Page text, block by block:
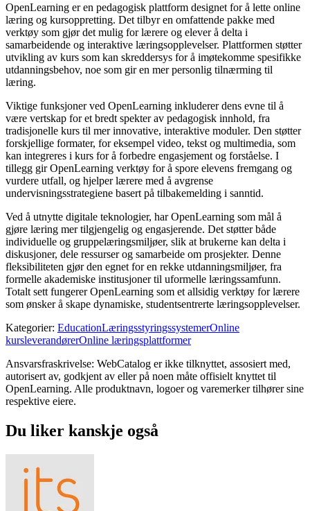
OpenLearning er en pedagogisk plattform designet for å lette online
læring og kursoppretting. Det tilbyr en omfattende pakke med
verktøy som gjør det mulig for lærere og elever å delta i
samarbeidende og interaktive læringsopplevelser. Plattformen støtter
utvikling av kurs som kan skreddersys for å imøtekomme spesifikke
utdanningsbehov, noe som gir en mer personlig tilnærming til
læring.
Viktige funksjoner ved OpenLearning inkluderer dens evne til å
være vertskap for et bredt spekter av pedagogisk innhold, fra
tradisjonelle kurs til mer innovative, interaktive moduler. Den støtter
forskjellige formater, for eksempel video, tekst og multimedia, som
kan integreres i kurs for å forbedre engasjement og forståelse. I
tillegg gir OpenLearning verktøy for å spore elevens fremgang og
vurdere utfall, og hjelper lærere med å avgrense
undervisningsstrategiene basert på tilbakemelding i sanntid.
Ved å utnytte digitale teknologier, har OpenLearning som mål å
gjøre læring mer tilgjengelig og engasjerende. Det støtter både
individuelle og gruppelæringsmiljøer, slik at brukerne kan delta i
diskusjoner, dele ressurser og samarbeide om prosjekter. Denne
fleksibiliteten gjør den egnet for en rekke utdanningsmiljøer, fra
formelle akademiske institusjoner til uformelle læringssamfunn.
Totalt sett fungerer OpenLearning som et allsidig verktøy for lærere
som ønsker å skape dynamiske, studentsentrerte læringsopplevelser.
Kategorier: EducationLæringsstyringssystemerOnline
kursleverandørerOnline læringsplattformer
Ansvarsfraskrivelse: WebCatalog er ikke tilknyttet, assosiert med,
autorisert av, godkjent av eller på noen måte offisielt knyttet til
OpenLearning. Alle produktnavn, logoer og varemerker tilhører sine
respektive eiere.
Du liker kanskje også